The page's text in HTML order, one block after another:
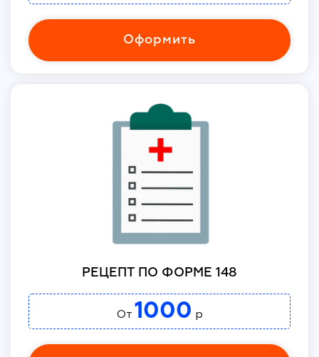
Оформить
РЕЦЕПТ ПО ФОРМЕ 148
От 1000 р